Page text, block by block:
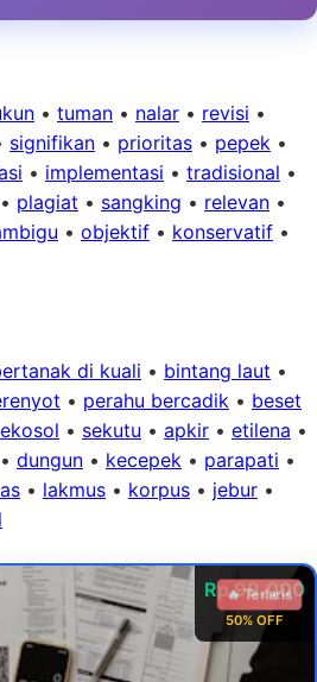
• tuman • nalar • revisi •
signifikan • prioritas • pepek •
• implementasi • tradisional •
• plagiat • sangking • relevan •
• objektif • konservatif •
di kuali • bintang laut •
• perahu bercadik • beset
• sekutu • apkir • etilena •
• dungun • kecepek • parapati •
• lakmus • korpus • jebur •
Rp 99.000
50% OFF
🔥 Terlaris